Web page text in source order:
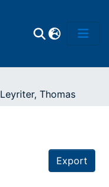
Leyriter, Thomas
Export